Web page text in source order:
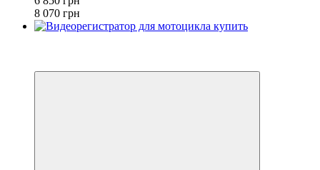
8 070 грн